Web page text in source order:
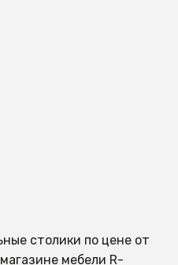
столики по цене от
мебели R-